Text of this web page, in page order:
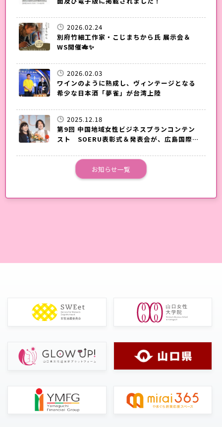
2026.02.24
別府竹細工作家・こじまちから氏 展示会＆
WS開催🎋✨
2026.02.03
ワインのように熟成し、ヴィンテージとなる
希少な日本酒「夢雀」が台湾上陸
2025.12.18
第9回 中国地域女性ビジネスプランコンテン
スト SOERU表彰式＆発表会が、広島国際会
お知らせ一覧